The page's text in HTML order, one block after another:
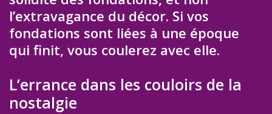
l’extravagance du décor. Si vos
fondations sont liées à une époque
qui finit, vous coulerez avec elle.
L’errance dans les couloirs de la
nostalgie